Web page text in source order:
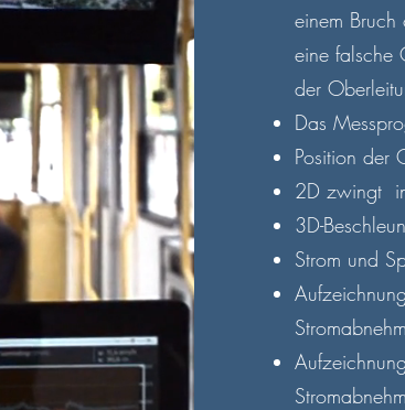
einem Bruch
eine falsche
der
Das
Position der
2D zwingt
3D-
Strom und